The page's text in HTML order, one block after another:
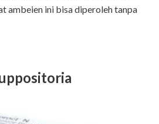
ambeien ini bisa diperoleh tanpa